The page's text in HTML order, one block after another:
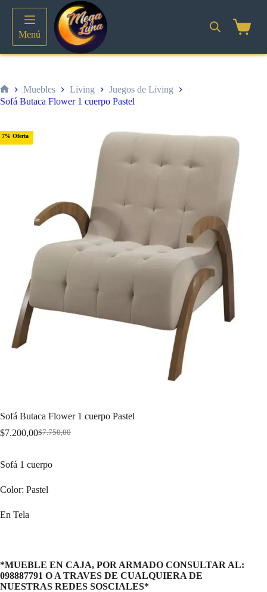
contenido
Menú
Inicio
Muebles Living
Juegos de Living
Sofá Butaca Flower 1 cuerpo Pastel
7% Oferta
Sofá Butaca Flower 1 cuerpo Pastel
$7.750,00
Original
$7.750,00.
$7.200,00Current
$7.200,00.
Sofá 1 cuerpo
Color: Pastel
En Tela
*MUEBLE EN CAJA, POR ARMADO CONSULTAR AL:
098887791 O A TRAVES DE CUALQUIERA DE
NUESTRAS REDES SOSCIALES*